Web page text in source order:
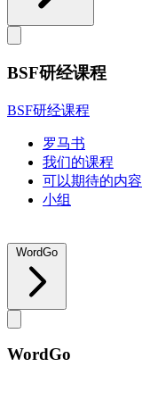
BSF研经课程
BSF研经课程
罗马书
我们的课程
可以期待的内容
小组
WordGo
WordGo